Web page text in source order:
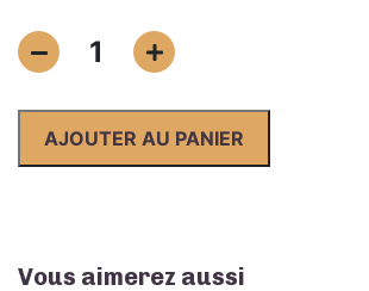
quantité
de
AD03
2026
1
AJOUTER AU PANIER
Vous aimerez aussi